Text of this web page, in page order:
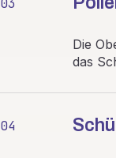
Die
das
04